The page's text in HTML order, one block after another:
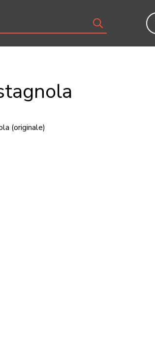
(originale)